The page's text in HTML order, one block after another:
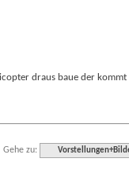
draus baue der
Gehe zu: